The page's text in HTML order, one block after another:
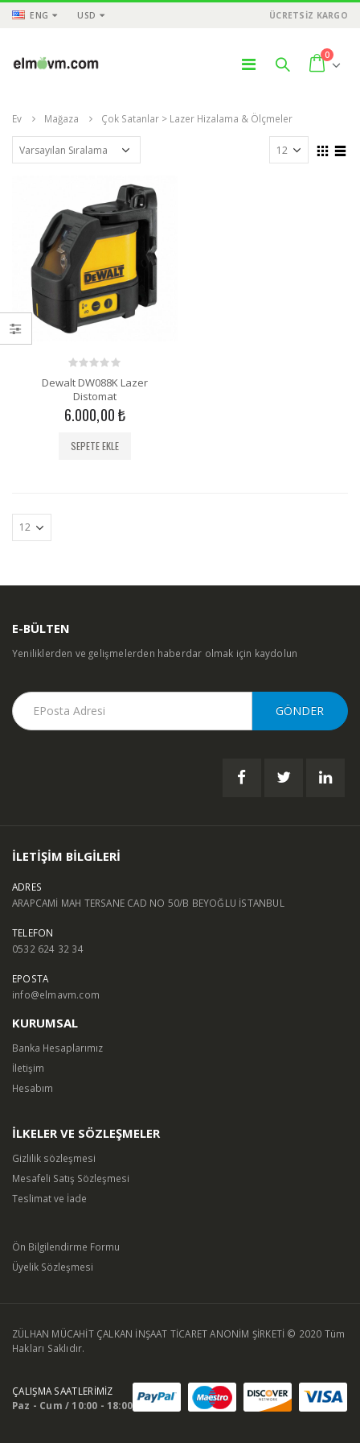
ENG USD ÜCRETSİZ KARGO
0
Ev Mağaza Çok Satanlar > Lazer Hizalama & Ölçmeler
0
out
of
5
Dewalt DW088K Lazer
Distomat
6.000,00₺
SEPETE EKLE
E-BÜLTEN
Yeniliklerden ve gelişmelerden haberdar olmak için kaydolun
İLETİŞİM BİLGİLERİ
ADRES
ARAPCAMİ MAH TERSANE CAD NO 50/B BEYOĞLU İSTANBUL
TELEFON
0532 624 32 34
EPOSTA
info@elmavm.com
KURUMSAL
Banka Hesaplarımız
İletişim
Hesabım
İLKELER VE SÖZLEŞMELER
Gizlilik sözleşmesi
Mesafeli Satış Sözleşmesi
Teslimat ve İade
Ön Bilgilendirme Formu
Üyelik Sözleşmesi
ZÜLHAN MÜCAHİT ÇALKAN İNŞAAT TİCARET ANONİM ŞİRKETİ © 2020 Tüm
Hakları Saklıdır.
ÇALIŞMA SAATLERİMİZ
Paz - Cum / 10:00 - 18:00